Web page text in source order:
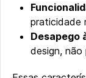
praticidade
Desapego
design,